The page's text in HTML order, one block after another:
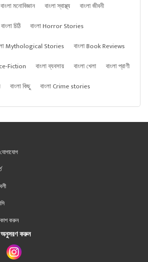
বাংলা মনোবিজ্ঞান বাংলা স্বাস্থ্য
বাংলা জীবনী
বাংলা চিঠি
বাংলা Horror Stories
Mythological Stories
বাংলা Book Reviews
Fiction বাংলা ব্যবসায় বাংলা খেলা
বাংলা প্রাণী
বাংলা কিছু বাংলা Crime stories
করুন
অনুসরণ করুন